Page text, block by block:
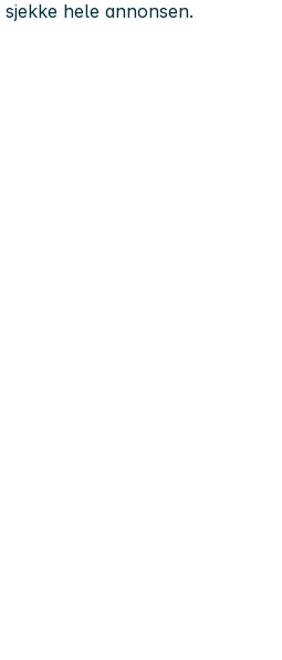
hele annonsen.